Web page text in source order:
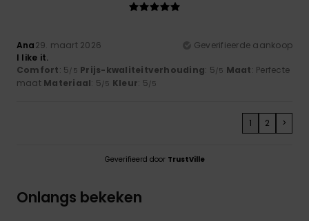
Ana29. maart 2026
Geverifieerde aankoop
I like it.
Comfort: 5/5 Prijs-kwaliteitverhouding: 5/5 Maat: Perfecte
maat Materiaal: 5/5 Kleur: 5/5
1 2 >
Geverifieerd door TrustVille
Onlangs bekeken